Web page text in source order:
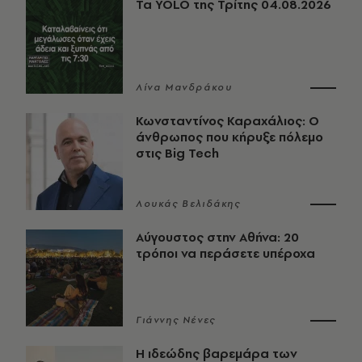
Τα YOLO της Τρίτης 04.08.2026
Λίνα Μανδράκου
Κωνσταντίνος Καραχάλιος: Ο
άνθρωπος που κήρυξε πόλεμο
στις Big Tech
Λουκάς Βελιδάκης
Αύγουστος στην Αθήνα: 20
τρόποι να περάσετε υπέροχα
Γιάννης Νένες
Η ιδεώδης βαρεμάρα των